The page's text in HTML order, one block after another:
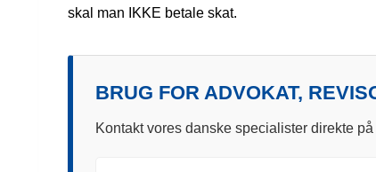
skal man IKKE betale skat.
BRUG FOR ADVOKAT,
Kontakt vores danske specialister direkte